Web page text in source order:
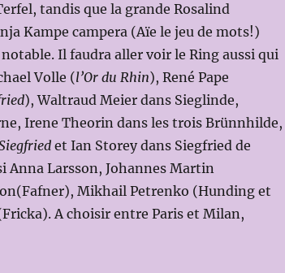
tandis que la grande Rosalind
Kampe campera (Aïe le jeu de mots!)
Il faudra aller voir le Ring aussi qui
Volle (l’Or du Rhin), René Pape
), Waltraud Meier dans Sieglinde,
Irene Theorin dans les trois Brünnhilde,
et Ian Storey dans Siegfried de
Anna Larsson, Johannes Martin
Mikhail Petrenko (Hunding et
A choisir entre Paris et Milan,